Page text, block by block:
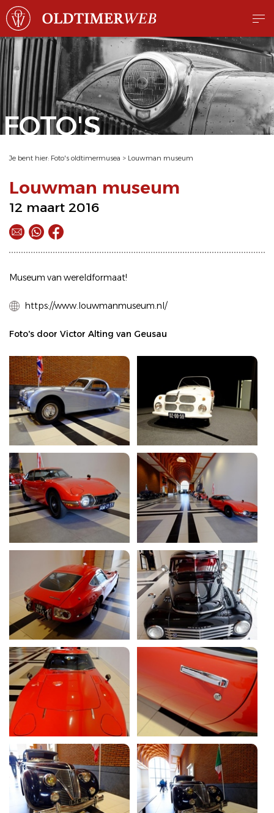
FOTO'S
Je bent hier: Foto's oldtimermusea > Louwman museum
Louwman museum
12 maart 2016
Museum van wereldformaat!
https://www.louwmanmuseum.nl/
Foto's door Victor Alting van Geusau